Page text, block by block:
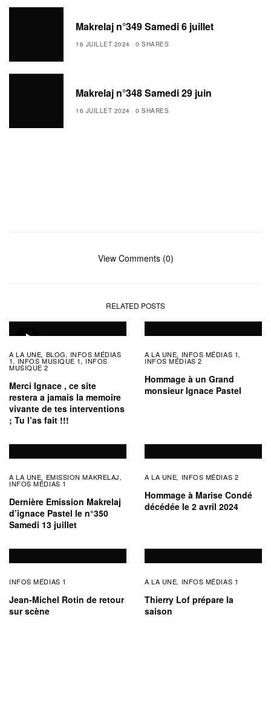
Makrelaj n°349 Samedi 6 juillet
16 JUILLET 2024 0 SHARES
Makrelaj n°348 Samedi 29 juin
16 JUILLET 2024 0 SHARES
View Comments (0)
RELATED POSTS
A LA UNE, BLOG, INFOS MÉDIAS
1 , INFOS MUSIQUE 1 , INFOS
MUSIQUE 2
Merci Ignace , ce site
restera a jamais la memoire
vivante de tes interventions
; Tu l’as fait !!!
A LA UNE, INFOS MÉDIAS 1,
INFOS MÉDIAS 2
Hommage à un Grand
monsieur Ignace Pastel
A LA UNE, EMISSION MAKRELAJ,
INFOS MÉDIAS 1
Dernière Emission Makrelaj
d’ignace Pastel le n°350
Samedi 13 juillet
A LA UNE, INFOS MÉDIAS 2
Hommage à Marise Condé
décédée le 2 avril 2024
INFOS MÉDIAS 1
Jean-Michel Rotin de retour
sur scène
A LA UNE, INFOS MÉDIAS 1
Thierry Lof prépare la
saison